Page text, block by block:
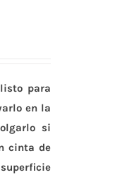
listo para
en la
si
cinta de